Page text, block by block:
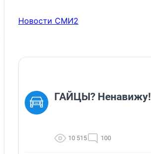
Новости СМИ2
ГАЙЦЫ? Ненавижу!
10 515 100